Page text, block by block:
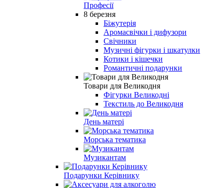
Професії
8 березня
Біжутерія
Аромасвічки і дифузори
Свічники
Музичні фігурки і шкатулки
Котики і кішечки
Романтичні подарунки
Товари для Великодня
Фігурки Великодні
Текстиль до Великодня
День матері
Морська тематика
Музикантам
Подарунки Керівнику